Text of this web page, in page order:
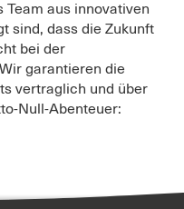
Team aus innovativen
sind, dass die Zukunft
bei der
garantieren die
vertraglich und über
Null-Abenteuer: